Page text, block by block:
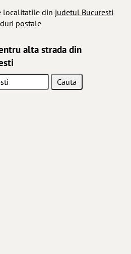
localitatile din judetul Bucuresti
postale
alta strada din